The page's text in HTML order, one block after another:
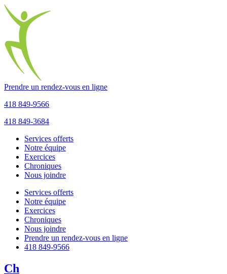
Prendre un rendez-vous en ligne
418 849-9566
418 849-3684
Services offerts
Notre équipe
Exercices
Chroniques
Nous joindre
Services offerts
Notre équipe
Exercices
Chroniques
Nous joindre
Prendre un rendez-vous en ligne
418 849-9566
Ch